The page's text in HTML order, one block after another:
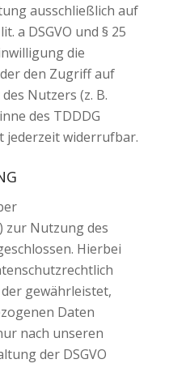
ausschließlich auf
a DSGVO und § 25
die
den Zugriff auf
Nutzers (z. B.
des TDDDG
jederzeit widerrufbar.
zur Nutzung des
Hierbei
gewährleistet,
Daten
nach unseren
der DSGVO